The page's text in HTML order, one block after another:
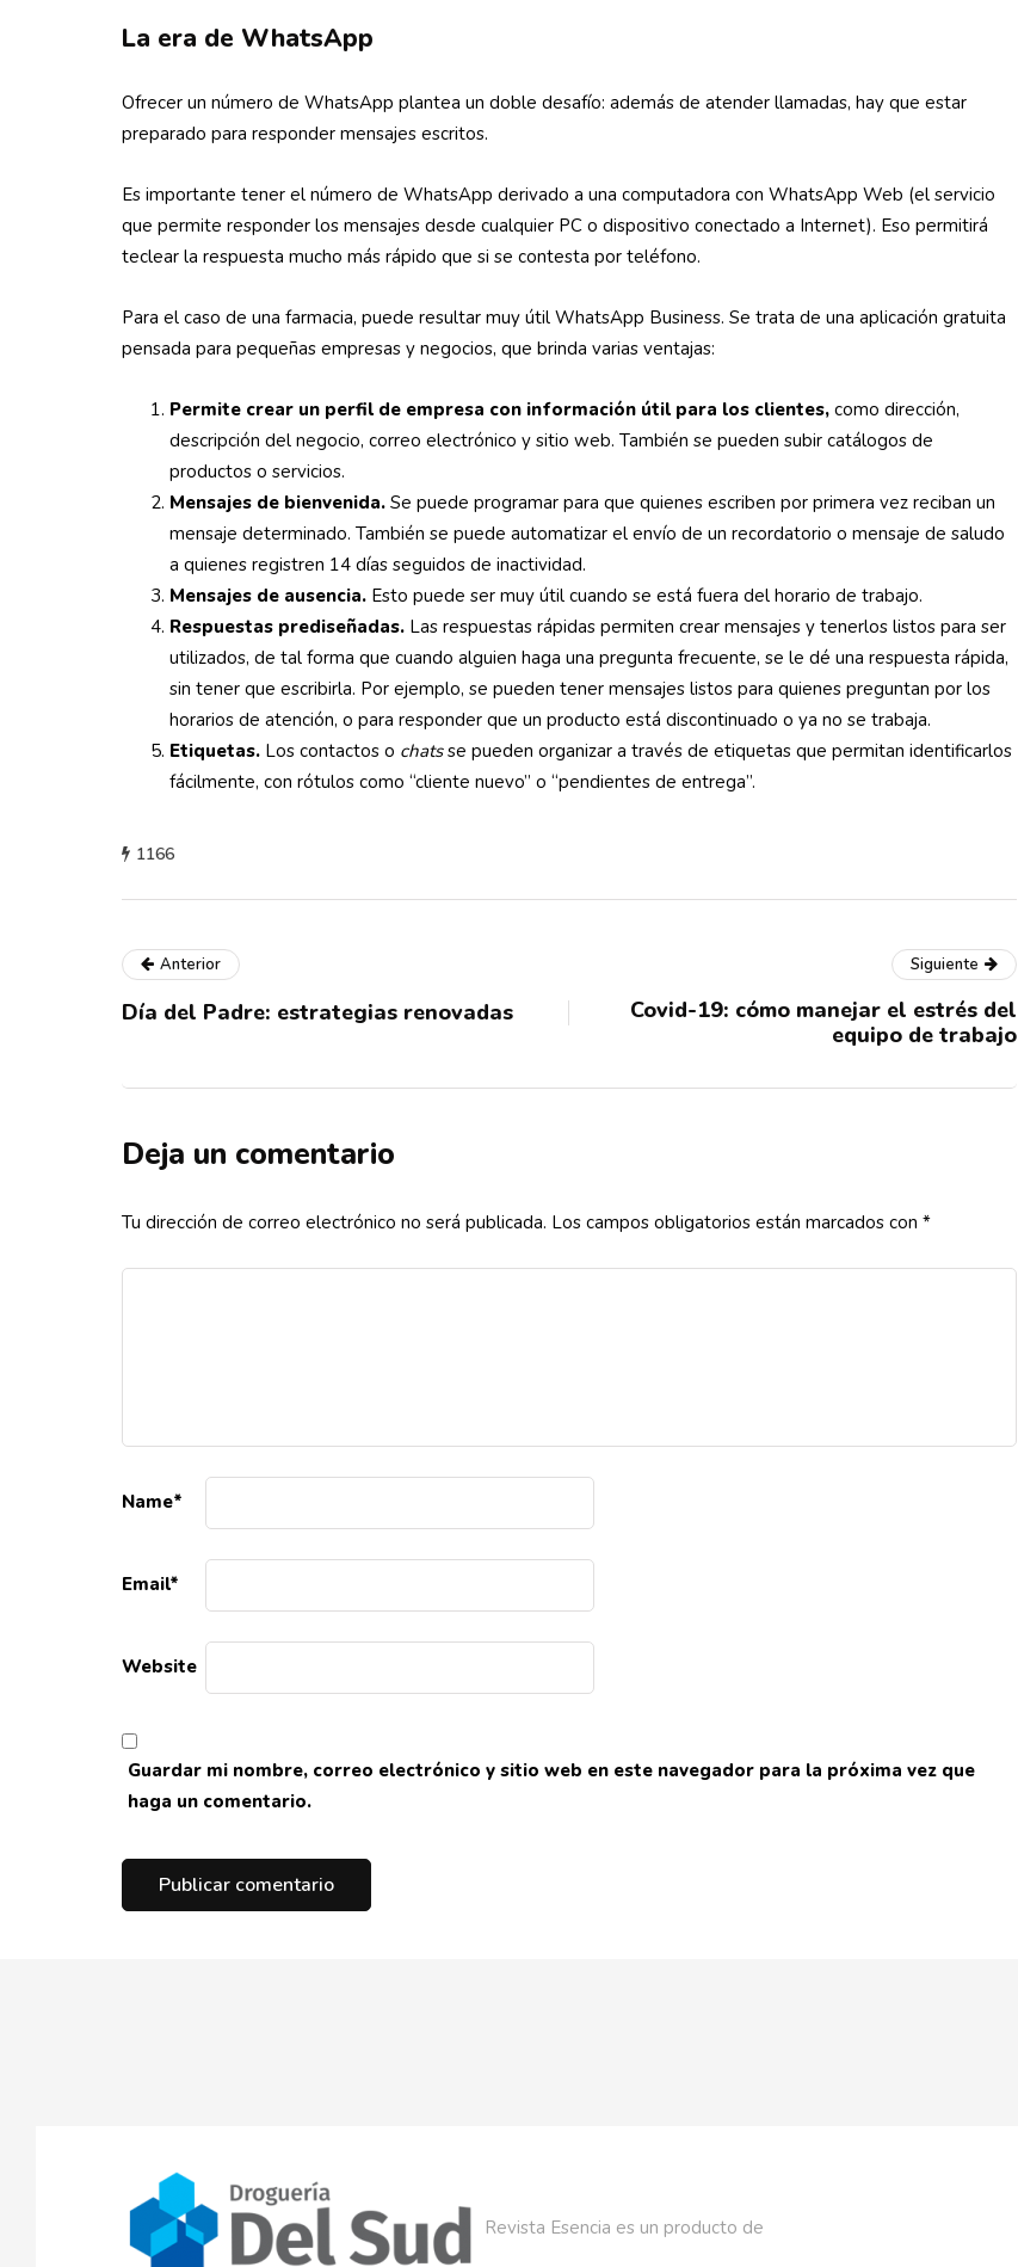
La era de WhatsApp
Ofrecer un número de WhatsApp plantea un doble desafío: además de atender llamadas, hay que estar
preparado para responder mensajes escritos.
Es importante tener el número de WhatsApp derivado a una computadora con WhatsApp Web (el servicio
que permite responder los mensajes desde cualquier PC o dispositivo conectado a Internet). Eso permitirá
teclear la respuesta mucho más rápido que si se contesta por teléfono.
Para el caso de una farmacia, puede resultar muy útil WhatsApp Business. Se trata de una aplicación gratuita
pensada para pequeñas empresas y negocios, que brinda varias ventajas:
Permite crear un perfil de empresa con información útil para los clientes, como dirección,
descripción del negocio, correo electrónico y sitio web. También se pueden subir catálogos de
productos o servicios.
Mensajes de bienvenida. Se puede programar para que quienes escriben por primera vez reciban un
mensaje determinado. También se puede automatizar el envío de un recordatorio o mensaje de saludo
a quienes registren 14 días seguidos de inactividad.
Mensajes de ausencia. Esto puede ser muy útil cuando se está fuera del horario de trabajo.
Respuestas prediseñadas. Las respuestas rápidas permiten crear mensajes y tenerlos listos para ser
utilizados, de tal forma que cuando alguien haga una pregunta frecuente, se le dé una respuesta rápida,
sin tener que escribirla. Por ejemplo, se pueden tener mensajes listos para quienes preguntan por los
horarios de atención, o para responder que un producto está discontinuado o ya no se trabaja.
Etiquetas. Los contactos o chatsse pueden organizar a través de etiquetas que permitan identificarlos
fácilmente, con rótulos como “cliente nuevo” o “pendientes de entrega”.
1166
Anterior
Día del Padre: estrategias renovadas
Siguiente
Covid-19: cómo manejar el estrés del
equipo de trabajo
Deja un comentario
Tu dirección de correo electrónico no será publicada. Los campos obligatorios están marcados con *
Name*
Email*
Website
Guardar mi nombre, correo electrónico y sitio web en este navegador para la próxima vez que
haga un comentario.
Revista Esencia es un producto de